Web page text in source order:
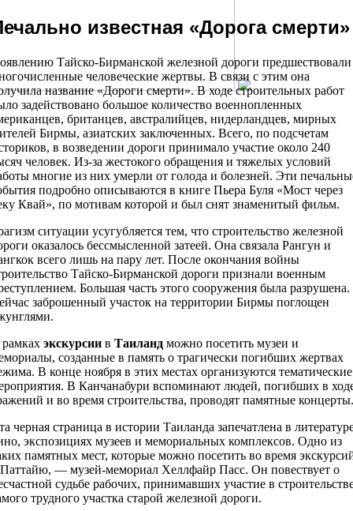
известная «Дорога смерти»
Тайско-Бирманской железной дороги предшествовали
человеческие жертвы. В связи с этим она
название «Дороги смерти». В ходе строительных работ
задействовано большое количество военнопленных
британцев, австралийцев, нидерландцев, мирных
Бирмы, азиатских заключенных. Всего, по подсчетам
в возведении дороги принимало участие около 240
человек. Из-за жестокого обращения и тяжелых условий
многие из них умерли от голода и болезней. Эти
подробно описываются в книге Пьера Буля «Мост через
Квай», по мотивам которой и был снят знаменитый фильм.
ситуации усугубляется тем, что строительство железной
оказалось бессмысленной затеей. Она связала Рангун и
всего лишь на пару лет. После окончания войны
Тайско-Бирманской дороги признали военным
Большая часть этого сооружения была разрушена.
заброшенный участок на территории Бирмы поглощен
экскурсии в Таиланд можно посетить музеи и
созданные в память о трагически погибших жертвах
В конце ноября в этих местах организуются тематические
В Канчанабури вспоминают людей, погибших в
и во время строительства, проводят памятные концерты.
черная страница в истории Таиланда запечатлена в
экспозициях музеев и мемориальных комплексов. Одно из
памятных мест, которые можно посетить во время
— музей-мемориал Хеллфайр Пасс. Он повествует о
судьбе рабочих, принимавших участие в
трудного участка старой железной дороги.